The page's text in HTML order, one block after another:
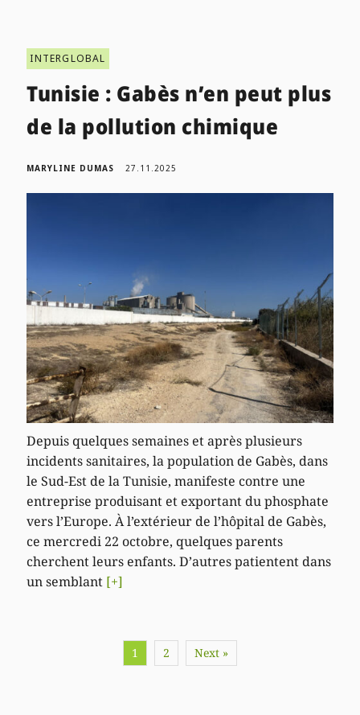
INTERGLOBAL
Tunisie : Gabès n’en peut plus
de la pollution chimique
MARYLINE DUMAS 27.11.2025
Depuis quelques semaines et après plusieurs
incidents sanitaires, la population de Gabès, dans
le Sud-Est de la Tunisie, manifeste contre une
entreprise produisant et exportant du phosphate
vers l’Europe. À l’extérieur de l’hôpital de Gabès,
ce mercredi 22 octobre, quelques parents
cherchent leurs enfants. D’autres patientent dans
un semblant [+]
1 2 Next »